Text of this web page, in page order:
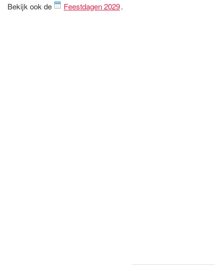
Bekijk ook de Feestdagen 2029.